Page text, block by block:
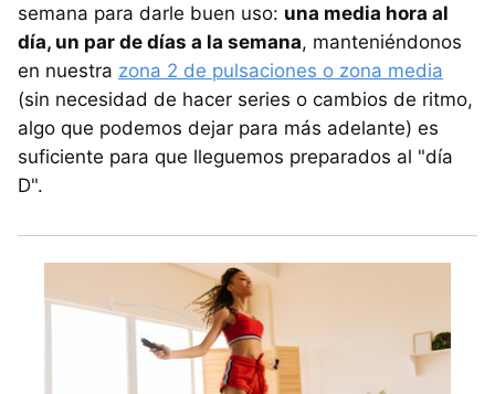
semana para darle buen uso: una media hora al
día, un par de días a la semana, manteniéndonos
en nuestra zona 2 de pulsaciones o zona media
(sin necesidad de hacer series o cambios de ritmo,
algo que podemos dejar para más adelante) es
suficiente para que lleguemos preparados al "día
D".